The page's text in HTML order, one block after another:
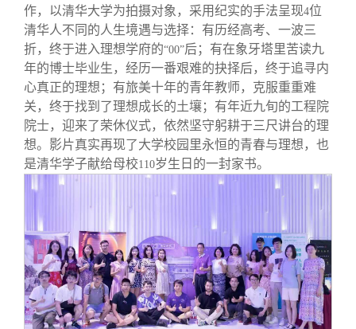
校友视界
理事会名单
制度法规
联系我们
作，以清华大学为拍摄对象，采用纪实的手法呈现4位
清华人不同的人生境遇与选择：有历经高考、一波三
折，终于进入理想学府的“00”后；有在象牙塔里苦读九
年的博士毕业生，经历一番艰难的抉择后，终于追寻内
心真正的理想；有旅美十年的青年教师，克服重重难
关，终于找到了理想成长的土壤；有年近九旬的工程院
院士，迎来了荣休仪式，依然坚守躬耕于三尺讲台的理
想。影片真实再现了大学校园里永恒的青春与理想，也
是清华学子献给母校110岁生日的一封家书。